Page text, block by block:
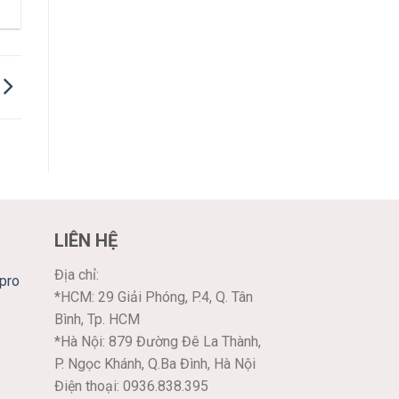
LIÊN HỆ
Địa chỉ:
*HCM: 29 Giải Phóng, P.4, Q. Tân
Bình, Tp. HCM
*Hà Nội: 879 Đường Đê La Thành,
P. Ngọc Khánh, Q.Ba Đình, Hà Nội
Điện thoại: 0936.838.395